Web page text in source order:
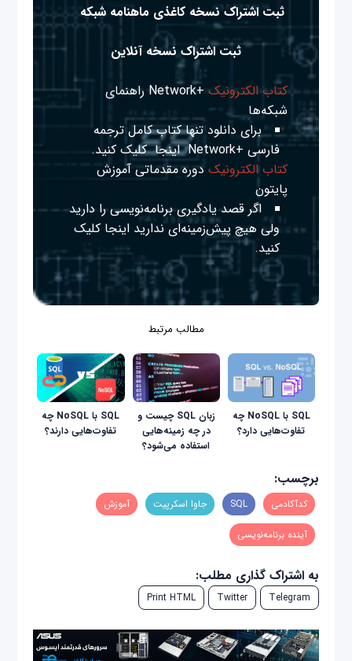
ثبت اشتراک نسخه کاغذی ماهنامه شبکه
ثبت اشتراک نسخه آنلاین
کتاب الکترونیک
+Network راهنمای
شبکه‌ها
برای دانلود تنها کتاب کامل ترجمه
فارسی +Network
اینجا کلیک کنید.
کتاب الکترونیک دوره مقدماتی آموزش
پایتون
اگر قصد یادگیری برنامه‌نویسی را دارید
ولی هیچ پیش‌زمینه‌ای نداریداینجا کلیک
کنید.
مطالب مرتبط
SQL با NoSQL چه
تفاوت‌هایی دارد؟
زبان SQL چیست و
در چه زمینه‌هایی
استفاده می‌شود؟
SQL با NoSQL چه
تفاوت‌‌هایی دارند؟
برچسب:
کدآکادمی SQL جاوا اسکرپیت آموزش
آینده برنامه‌نویسی
به اشتراک گذاری مطلب:
Telegram
Twitter
Print HTML